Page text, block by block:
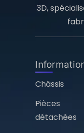
3D,
Châssis
Pièces
détachées